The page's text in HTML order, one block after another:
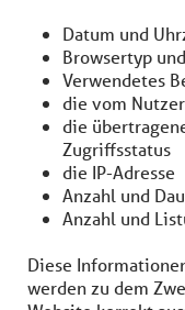
Datum und
Browsertyp
Verwendetes
die vom
die
Zugriffsstatus
die IP-Adresse
Anzahl und
Anzahl und
Diese
werden zu dem